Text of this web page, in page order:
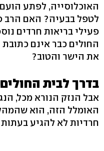
האוכלוסייה, לפתע
לטפל בבעיה? האם הרב
פעילי בריאות חרדים
החולים כבר אינם
את הישר והטוב?
בדרך לבית
אבל הנזק הנורא מכל,
האומלל הזה, הוא
חרדיות לא להגיע בעתות